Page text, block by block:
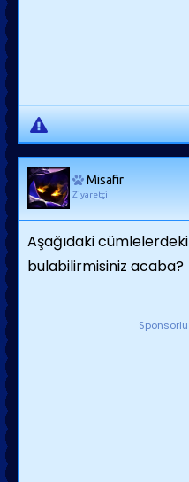
Misafir
Ziyaretçi
Aşağıdaki
bulabilirmisiniz acaba?